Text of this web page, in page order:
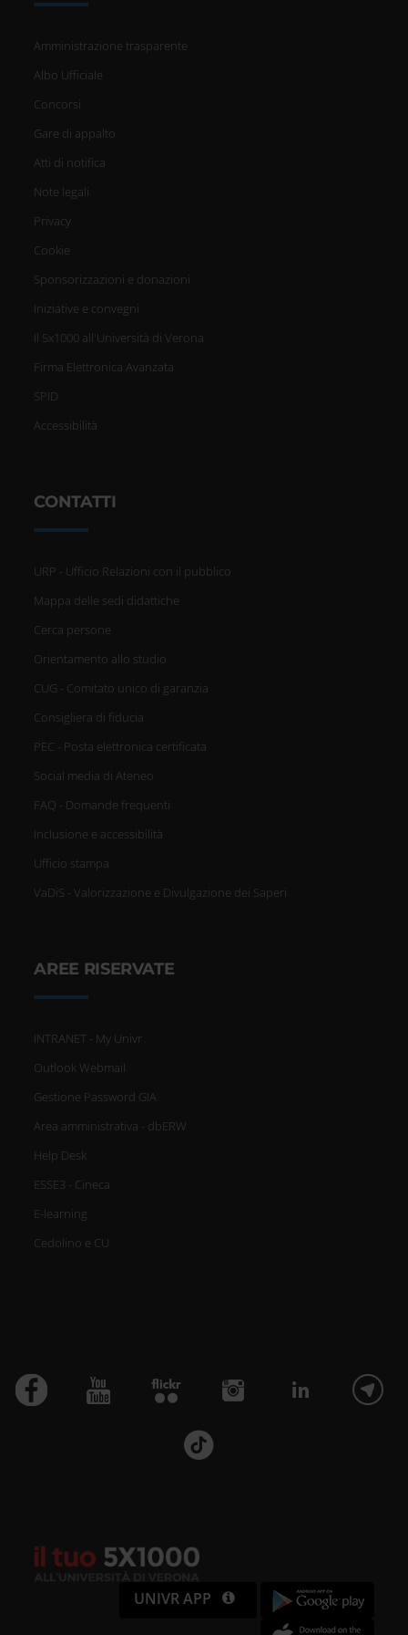
Amministrazione trasparente
Albo Ufficiale
Concorsi
Gare di appalto
Atti di notifica
Note legali
Privacy
Cookie
Sponsorizzazioni e donazioni
Iniziative e convegni
Il 5x1000 all'Università di Verona
Firma Elettronica Avanzata
SPID
Accessibilità
CONTATTI
URP - Ufficio Relazioni con il pubblico
Mappa delle sedi didattiche
Cerca persone
Orientamento allo studio
CUG - Comitato unico di garanzia
Consigliera di fiducia
PEC - Posta elettronica certificata
Social media di Ateneo
FAQ - Domande frequenti
Inclusione e accessibilità
Ufficio stampa
VaDiS - Valorizzazione e Divulgazione dei Saperi
AREE RISERVATE
INTRANET - My Univr
Outlook Webmail
Gestione Password GIA
Area amministrativa - dbERW
Help Desk
ESSE3 - Cineca
E-learning
Cedolino e CU
UNIVR APP